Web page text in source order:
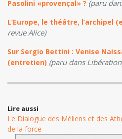
Pasolini «provençal» ? (paru
L’Europe, le théâtre, l’archipel
revue Alice)
Sur Sergio Bettini : Venise
(entretien) (paru dans
Lire aussi
Le Dialogue des Méliens et des
de la force